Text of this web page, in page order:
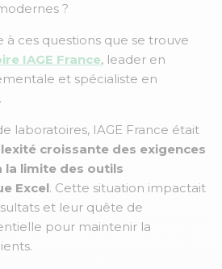
?
à ces questions que se trouve
IAGE France, leader en
et spécialiste en
laboratoires, IAGE France était
croissante des exigences
la limite des outils
Excel. Cette situation impactait
et leur quête de
pour maintenir la